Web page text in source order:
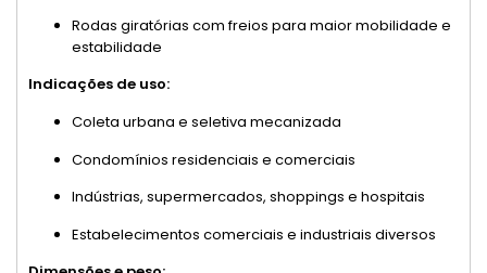
Rodas giratórias com freios para maior mobilidade e
estabilidade
Indicações de uso:
Coleta urbana e seletiva mecanizada
Condomínios residenciais e comerciais
Indústrias, supermercados, shoppings e hospitais
Estabelecimentos comerciais e industriais diversos